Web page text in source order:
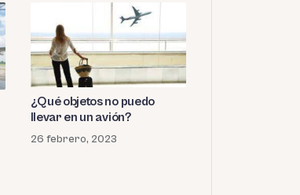
¿Qué objetos no puedo
llevar en un avión?
26 febrero, 2023